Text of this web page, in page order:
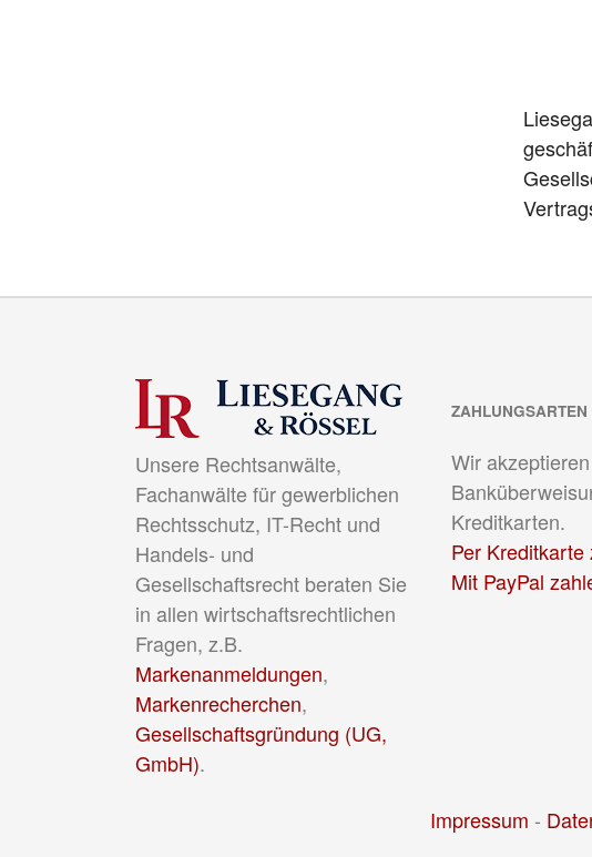
Unsere Rechtsanwälte,
Fachanwälte für gewerblichen
Rechtsschutz, IT-Recht und
Handels- und
Gesellschaftsrecht beraten Sie
in allen wirtschaftsrechtlichen
Fragen, z.B.
Markenanmeldungen,
Markenrecherchen,
Gesellschaftsgründung (UG,
GmbH).
ZAHLUNGSARTEN
Wir akzeptieren
Kreditkarten.
Per Kreditkarte
Mit PayPal
Impressum -